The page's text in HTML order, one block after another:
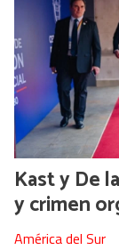
Kast y De
y crimen
América del Sur